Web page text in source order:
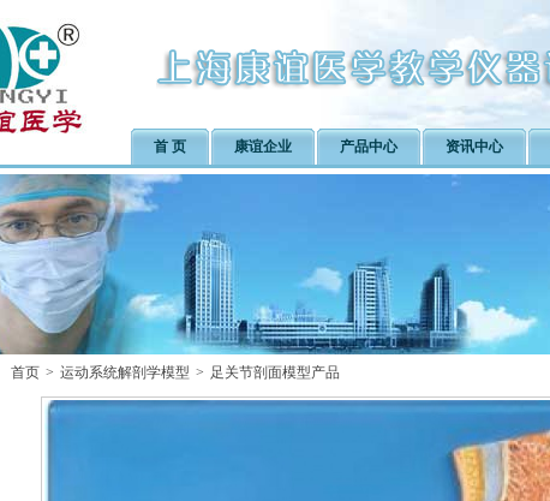
首 页 康谊企业 产品中心 资讯中心
首页 > 运动系统解剖学模型 > 足关节剖面模型产品